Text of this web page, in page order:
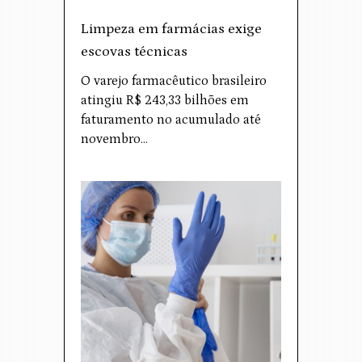
Limpeza em farmácias exige
escovas técnicas
O varejo farmacêutico brasileiro
atingiu R$ 243,33 bilhões em
faturamento no acumulado até
novembro…